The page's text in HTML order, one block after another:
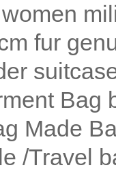
women
fur
Bag
Made
/Travel